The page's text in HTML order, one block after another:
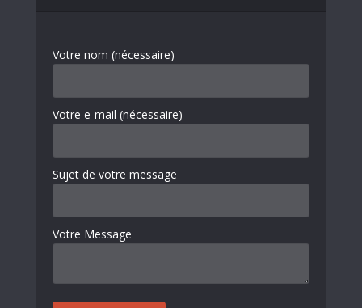
Votre nom (nécessaire)
Votre e-mail (nécessaire)
Sujet de votre message
Votre Message